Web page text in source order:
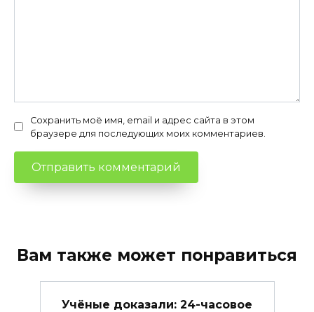
Сохранить моё имя, email и адрес сайта в этом
браузере для последующих моих комментариев.
Вам также может понравиться
Учёные доказали: 24-часовое